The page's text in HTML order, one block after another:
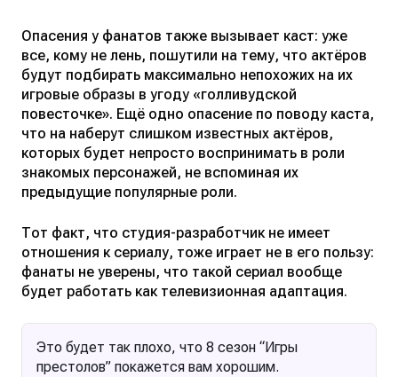
Опасения у фанатов также вызывает каст: уже
все, кому не лень, пошутили на тему, что актёров
будут подбирать максимально непохожих на их
игровые образы в угоду «голливудской
повесточке». Ещё одно опасение по поводу каста,
что на наберут слишком известных актёров,
которых будет непросто воспринимать в роли
знакомых персонажей, не вспоминая их
предыдущие популярные роли.
Тот факт, что студия-разработчик не имеет
отношения к сериалу, тоже играет не в его пользу:
фанаты не уверены, что такой сериал вообще
будет работать как телевизионная адаптация.
Это будет так плохо, что 8 сезон “Игры
престолов” покажется вам хорошим.